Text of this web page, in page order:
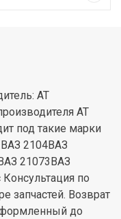
AT
AT
под такие марки
2104ВАЗ
21073ВАЗ
по
запчастей. Возврат
до